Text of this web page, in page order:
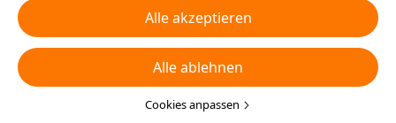
ähnliche Technologien für Werbezwecke auf Ihrem Gerät
speichern. Alternativ können Sie auch über „Alle ablehnen“
nicht notwendige Cookies ablehnen oder auswählen, welche
Arten von Cookies Sie akzeptieren oder deaktivieren möchten,
indem Sie unten oder jederzeit in Ihren
Datenschutzeinstellungen auf „Cookies anpassen“ klicken.
Alle akzeptieren
Alle ablehnen
Cookies anpassen